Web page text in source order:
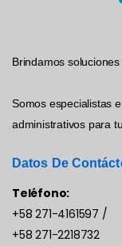
Brindamos
Somos especialistas
administrativos para
Datos De
Teléfono:
+58 271-4161597 /
+58 271-2218732